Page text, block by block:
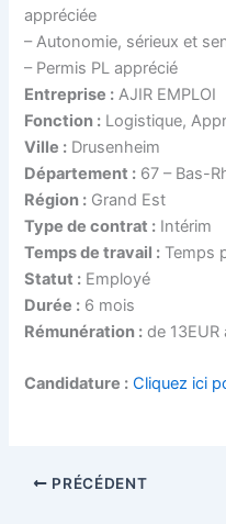
appréciée
– Autonomie, sérieux et
– Permis PL apprécié
Entreprise : AJIR EMPLOI
Fonction : Logistique,
Ville : Drusenheim
Département : 67 – Bas-
Région : Grand Est
Type de contrat : Intérim
Temps de travail : Temps
Statut : Employé
Durée : 6 mois
Rémunération : de 13EUR
Candidature : Cliquez ici
PRÉCÉDENT